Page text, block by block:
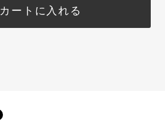
カートに入れる